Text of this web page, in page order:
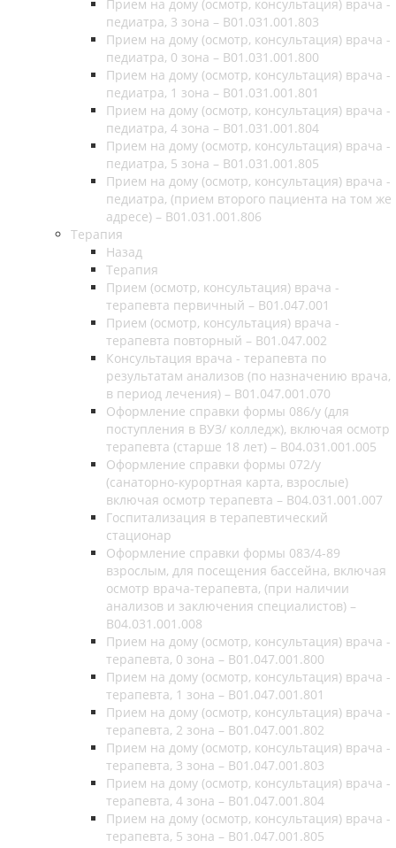
Прием на дому (осмотр, консультация) врача -
педиатра, 3 зона – B01.031.001.803
Прием на дому (осмотр, консультация) врача -
педиатра, 0 зона – B01.031.001.800
Прием на дому (осмотр, консультация) врача -
педиатра, 1 зона – B01.031.001.801
Прием на дому (осмотр, консультация) врача -
педиатра, 4 зона – B01.031.001.804
Прием на дому (осмотр, консультация) врача -
педиатра, 5 зона – B01.031.001.805
Прием на дому (осмотр, консультация) врача -
педиатра, (прием второго пациента на том же
адресе) – B01.031.001.806
Терапия
Назад
Терапия
Прием (осмотр, консультация) врача -
терапевта первичный – B01.047.001
Прием (осмотр, консультация) врача -
терапевта повторный – В01.047.002
Консультация врача - терапевта по
результатам анализов (по назначению врача,
в период лечения) – B01.047.001.070
Оформление справки формы 086/у (для
поступления в ВУЗ/ колледж), включая осмотр
терапевта (старше 18 лет) – B04.031.001.005
Оформление справки формы 072/у
(санаторно-курортная карта, взрослые)
включая осмотр терапевта – B04.031.001.007
Госпитализация в терапевтический
стационар
Оформление справки формы 083/4-89
взрослым, для посещения бассейна, включая
осмотр врача-терапевта, (при наличии
анализов и заключения специалистов) –
B04.031.001.008
Прием на дому (осмотр, консультация) врача -
терапевта, 0 зона – В01.047.001.800
Прием на дому (осмотр, консультация) врача -
терапевта, 1 зона – В01.047.001.801
Прием на дому (осмотр, консультация) врача -
терапевта, 2 зона – В01.047.001.802
Прием на дому (осмотр, консультация) врача -
терапевта, 3 зона – В01.047.001.803
Прием на дому (осмотр, консультация) врача -
терапевта, 4 зона – В01.047.001.804
Прием на дому (осмотр, консультация) врача -
терапевта, 5 зона – В01.047.001.805